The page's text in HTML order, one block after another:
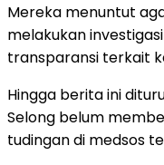
Mereka menuntut
melakukan
transparansi terkait
Hingga berita ini
Selong belum
tudingan di medsos